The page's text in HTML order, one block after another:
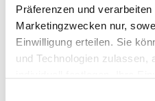
Präferenzen und
Marketingzwecken nur,
Einwilligung erteilen. Sie
und Technologien zulassen,
Unterricht
Hephata Leben
Hephata Arbeit